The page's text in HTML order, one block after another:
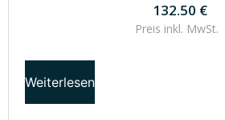
132.50 €
Preis inkl. MwSt.
Weiterlesen